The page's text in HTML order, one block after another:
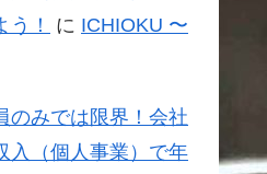
う！
に ICHIOKU 〜
のみでは限界！会社
入（個人事業）で年